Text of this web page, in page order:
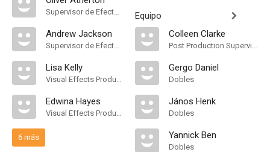
Supervisor de Efectos Visuales
Andrew Jackson
Supervisor de Efectos Visuales
Lisa Kelly
Visual Effects Producer
Edwina Hayes
Visual Effects Producer
6 más
Equipo
Colleen Clarke
Post Production Supervisor
Gergo Daniel
Dobles
János Henk
Dobles
Yannick Ben
Dobles